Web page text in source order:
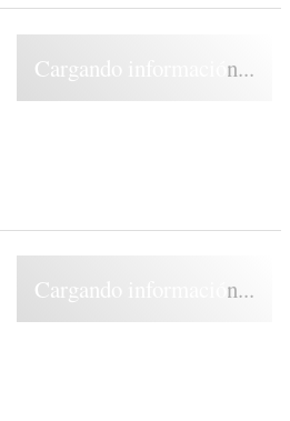
Cargando información...
Cargando información...